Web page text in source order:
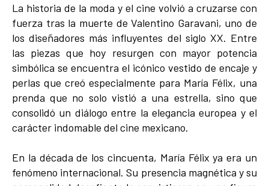
La historia de la moda y el cine volvió a cruzarse con
fuerza tras la muerte de Valentino Garavani, uno de
los diseñadores más influyentes del siglo XX. Entre
las piezas que hoy resurgen con mayor potencia
simbólica se encuentra el icónico vestido de encaje y
perlas que creó especialmente para María Félix, una
prenda que no solo vistió a una estrella, sino que
consolidó un diálogo entre la elegancia europea y el
carácter indomable del cine mexicano.
En la década de los cincuenta, María Félix ya era un
fenómeno internacional. Su presencia magnética y su